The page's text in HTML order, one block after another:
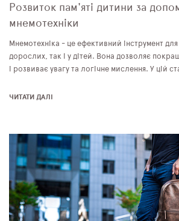
Розвиток пам'яті дитини за
мнемотехніки
Мнемотехніка - це ефективний інструмент для
дорослих, так і у дітей. Вона дозволяє
і розвиває увагу та логічне мислення. У цій
ЧИТАТИ ДАЛІ